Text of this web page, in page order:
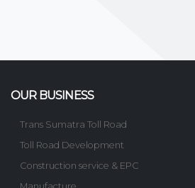
OUR BUSINESS
Trans Sumatra Toll Road
Toll Road Development
Construction service & EPC